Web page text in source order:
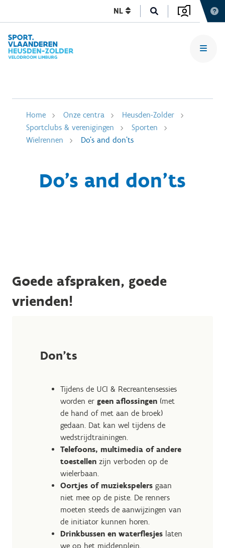
NL
Home Onze centra
Heusden-Zolder
Sportclubs & verenigingen
Sporten
Wielrennen
Do's and don'ts
Do's and don'ts
Goede afspraken, goede
vrienden!
Don'ts
Tijdens de UCI & Recreantensessies
worden er geen aflossingen (met
de hand of met aan de broek)
gedaan. Dat kan wel tijdens de
wedstrijdtrainingen.
Telefoons, multimedia of andere
toestellen zijn verboden op de
wielerbaan.
Oortjes of muziekspelers gaan
niet mee op de piste. De renners
moeten steeds de aanwijzingen van
de initiator kunnen horen.
Drinkbussen en waterflesjes laten
we op het middenplein.